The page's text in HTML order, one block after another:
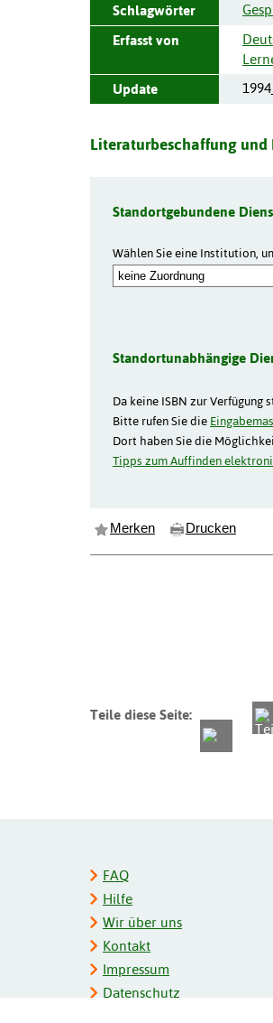
Schlagwörter
Erfasst von
Update
Literaturbeschaffung und
Standortgebundene
Wählen Sie eine Institution,
Standortunabhängige
Da keine ISBN zur
Bitte rufen Sie die
Dort haben Sie die
Tipps zum Auffinden
Merken Drucken
Teile diese Seite:
FAQ
Hilfe
Wir über uns
Kontakt
Impressum
Datenschutz